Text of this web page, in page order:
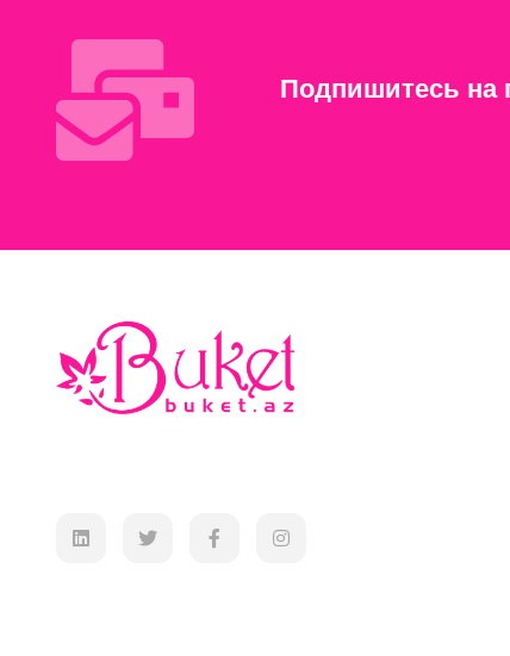
Подпишитесь на